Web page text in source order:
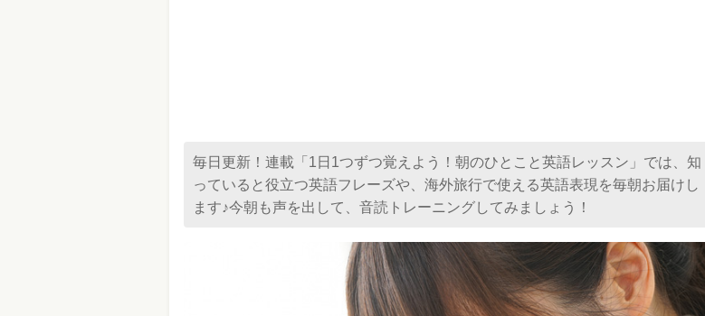
毎日更新！連載「1日1つずつ覚えよう！朝のひとこと英語レッスン」では、知
っていると役立つ英語フレーズや、海外旅行で使える英語表現を毎朝お届けし
ます♪今朝も声を出して、音読トレーニングしてみましょう！